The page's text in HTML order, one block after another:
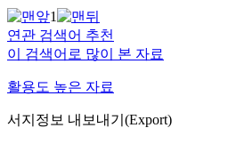
1
연관 검색어 추천
이 검색어로 많이 본 자료
활용도 높은 자료
서지정보 내보내기(Export)